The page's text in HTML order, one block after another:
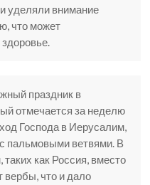
уделяли внимание
что может
праздник в
отмечается за неделю
Господа в Иерусалим,
пальмовыми ветвями. В
как Россия, вместо
вербы, что и дало